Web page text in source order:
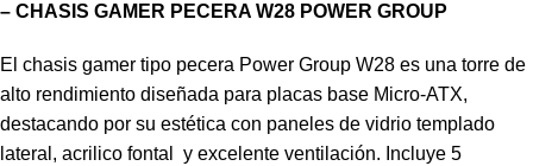
– CHASIS GAMER PECERA W28 POWER GROUP
El chasis gamer tipo pecera Power Group W28 es una torre de
alto rendimiento diseñada para placas base Micro-ATX,
destacando por su estética con paneles de vidrio templado
lateral, acrilico fontal y excelente ventilación. Incluye 5